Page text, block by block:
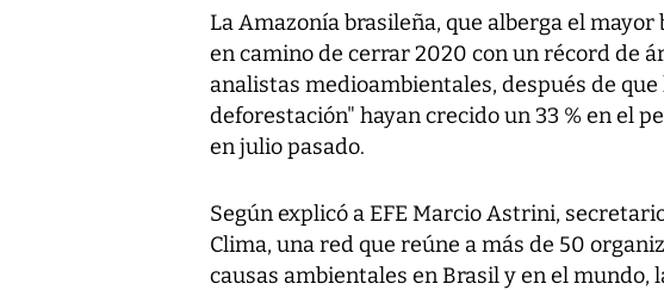
La Amazonía brasileña, que alberga el
en camino de cerrar 2020 con un récord de
analistas medioambientales, después de
deforestación" hayan crecido un 33 % en el
en julio pasado.
Según explicó a EFE Marcio Astrini,
Clima, una red que reúne a más de 50
causas ambientales en Brasil y en el mundo,